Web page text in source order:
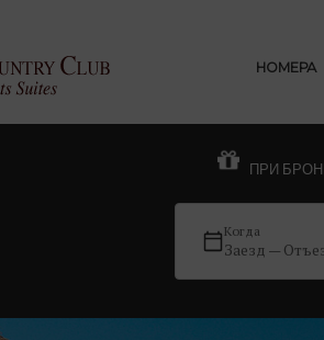
НОМЕРА
ПРИ
Когда
Заезд —